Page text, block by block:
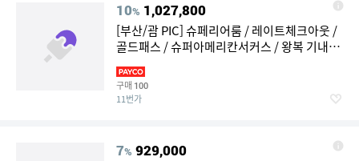
10% 1,027,800
[부산/괌 PIC] 슈페리어룸 / 레이트체크아웃 /
골드패스 / 슈퍼아메리칸서커스 / 왕복 기내식
제공
구매 100
11번가
7% 929,000